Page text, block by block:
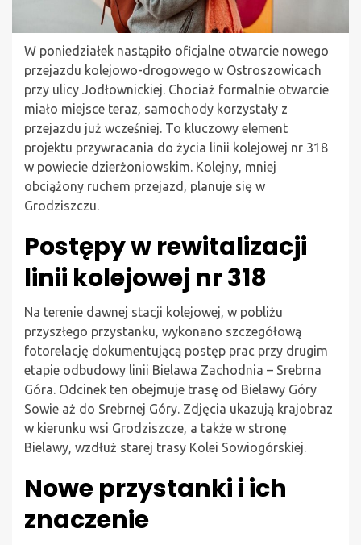
W poniedziałek nastąpiło oficjalne otwarcie nowego
przejazdu kolejowo-drogowego w Ostroszowicach
przy ulicy Jodłownickiej. Chociaż formalnie otwarcie
miało miejsce teraz, samochody korzystały z
przejazdu już wcześniej. To kluczowy element
projektu przywracania do życia linii kolejowej nr 318
w powiecie dzierżoniowskim. Kolejny, mniej
obciążony ruchem przejazd, planuje się w
Grodziszczu.
Postępy w rewitalizacji
linii kolejowej nr 318
Na terenie dawnej stacji kolejowej, w pobliżu
przyszłego przystanku, wykonano szczegółową
fotorelację dokumentującą postęp prac przy drugim
etapie odbudowy linii Bielawa Zachodnia – Srebrna
Góra. Odcinek ten obejmuje trasę od Bielawy Góry
Sowie aż do Srebrnej Góry. Zdjęcia ukazują krajobraz
w kierunku wsi Grodziszcze, a także w stronę
Bielawy, wzdłuż starej trasy Kolei Sowiogórskiej.
Nowe przystanki i ich
znaczenie